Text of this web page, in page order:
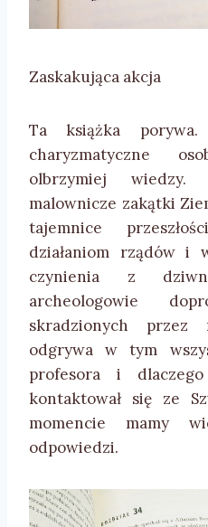
Zaskakująca akcja
Ta książka
charyzmatyczne
olbrzymiej
malownicze zakątki
tajemnice
działaniom rządów i
czynienia z
archeologowie
skradzionych przez
odgrywa w tym
profesora i
kontaktował się ze
momencie mamy
odpowiedzi.